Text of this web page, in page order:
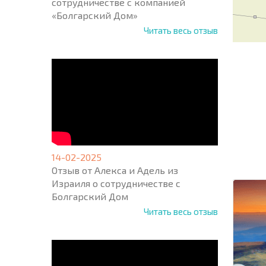
«Болгарский Дом»
Читать весь отзыв
14-02-2025
Отзыв от Алекса и Адель из
Израиля о сотрудничестве с
Болгарский Дом
Читать весь отзыв
States
+1
* Поля